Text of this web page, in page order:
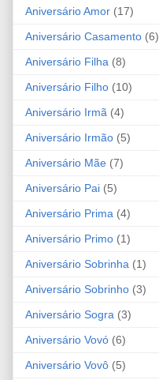
Aniversário Amor (17)
Aniversário Casamento (6)
Aniversário Filha (8)
Aniversário Filho (10)
Aniversário Irmã (4)
Aniversário Irmão (5)
Aniversário Mãe (7)
Aniversário Pai (5)
Aniversário Prima (4)
Aniversário Primo (1)
Aniversário Sobrinha (1)
Aniversário Sobrinho (3)
Aniversário Sogra (3)
Aniversário Vovó (6)
Aniversário Vovô (5)